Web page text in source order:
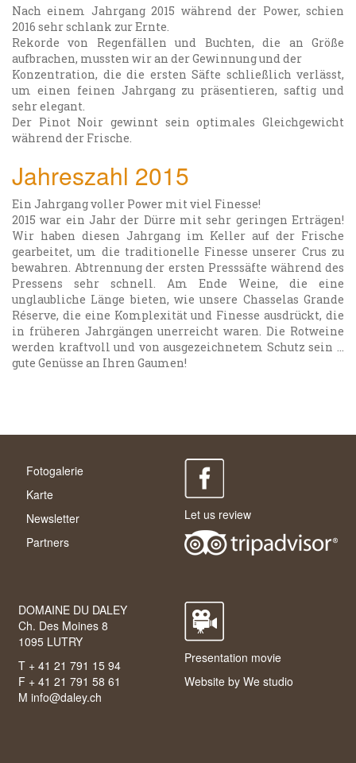
Nach einem Jahrgang 2015 während der Power, schien
2016 sehr schlank zur Ernte.
Rekorde von Regenfällen und Buchten, die an Größe
aufbrachen, mussten wir an der Gewinnung und der
Konzentration, die die ersten Säfte schließlich verlässt,
um einen feinen Jahrgang zu präsentieren, saftig und
sehr elegant.
Der Pinot Noir gewinnt sein optimales Gleichgewicht
während der Frische.
Jahreszahl 2015
Ein Jahrgang voller Power mit viel Finesse!
2015 war ein Jahr der Dürre mit sehr geringen Erträgen!
Wir haben diesen Jahrgang im Keller auf der Frische
gearbeitet, um die traditionelle Finesse unserer Crus zu
bewahren. Abtrennung der ersten Presssäfte während des
Pressens sehr schnell. Am Ende Weine, die eine
unglaubliche Länge bieten, wie unsere Chasselas Grande
Réserve, die eine Komplexität und Finesse ausdrückt, die
in früheren Jahrgängen unerreicht waren. Die Rotweine
werden kraftvoll und von ausgezeichnetem Schutz sein …
gute Genüsse an Ihren Gaumen!
Fotogalerie
Karte
Newsletter
Partners
Let us review
DOMAINE DU DALEY
Ch. Des Moines 8
1095 LUTRY
T + 41 21 791 15 94
F + 41 21 791 58 61
Minfo@daley.ch
Presentation movie
Website byWe studio